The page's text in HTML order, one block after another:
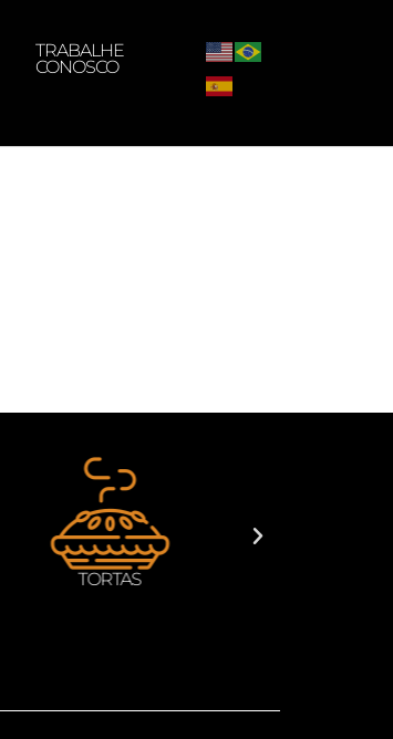
TRABALHE
CONOSCO